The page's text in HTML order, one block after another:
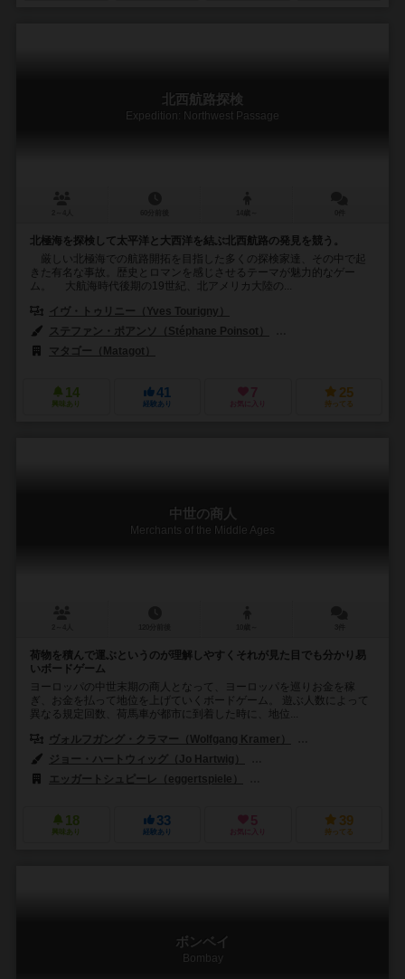
北西航路探検
Expedition: Northwest Passage
北極海を探検して太平洋と大西洋を結ぶ北西航路の発見を競う。
厳しい北極海での航路開拓を目指した多くの探検家達、その中で起
きた有名な事故。歴史とロマンを感じさせるテーマが魅力的なゲー
ム。 大航海時代後期の19世紀、北アメリカ大陸の...
イヴ・トゥリニー（Yves Tourigny）
ステファン・ポアンソ（Stéphane Poinsot）
マタゴー（Matagot）
14
興味あり
41
経験あり
7
お気に入り
25
持ってる
中世の商人
Merchants of the Middle Ages
荷物を積んで運ぶというのが理解しやすくそれが見た目でも分かり易
いボードゲーム
ヨーロッパの中世末期の商人となって、ヨーロッパを巡りお金を稼
ぎ、お金を払って地位を上げていくボードゲーム。 遊ぶ人数によって
異なる規定回数、荷馬車が都市に到着した時に、地位...
ヴォルフガング・クラマー（Wolfgang Kramer）
ジョー・ハートウィッグ（Jo Hartwig）
エッガートシュピーレ（eggertspiele）
18
興味あり
33
経験あり
5
お気に入り
39
持ってる
ボンベイ
Bombay